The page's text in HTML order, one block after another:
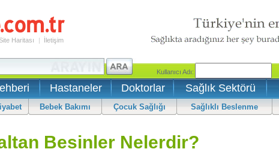
Haritası | İletişim
Hastaneler Doktorlar Sağlık Sektörü
Bebek Bakımı Çocuk Sağlığı Sağlıklı Beslenme
Besinler Nelerdir?